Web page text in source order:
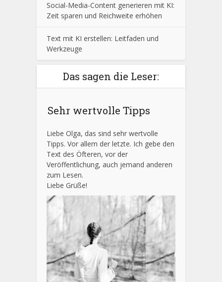
Social-Media-Content generieren mit KI:
Zeit sparen und Reichweite erhöhen
Text mit KI erstellen: Leitfaden und
Werkzeuge
Das sagen die Leser:
Sehr wertvolle Tipps
Liebe Olga, das sind sehr wertvolle
Tipps. Vor allem der letzte. Ich gebe den
Text des Öfteren, vor der
Veröffentlichung, auch jemand anderen
zum Lesen.
Liebe Grüße!